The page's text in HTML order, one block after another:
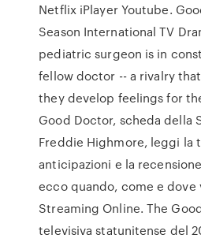
Netflix iPlayer Youtube.
Season International TV
pediatric surgeon is in
fellow doctor -- a rivalry
they develop feelings for
Good Doctor, scheda della
Freddie Highmore, leggi la
anticipazioni e la
ecco quando, come e dove
Streaming Online. The
televisiva statunitense del